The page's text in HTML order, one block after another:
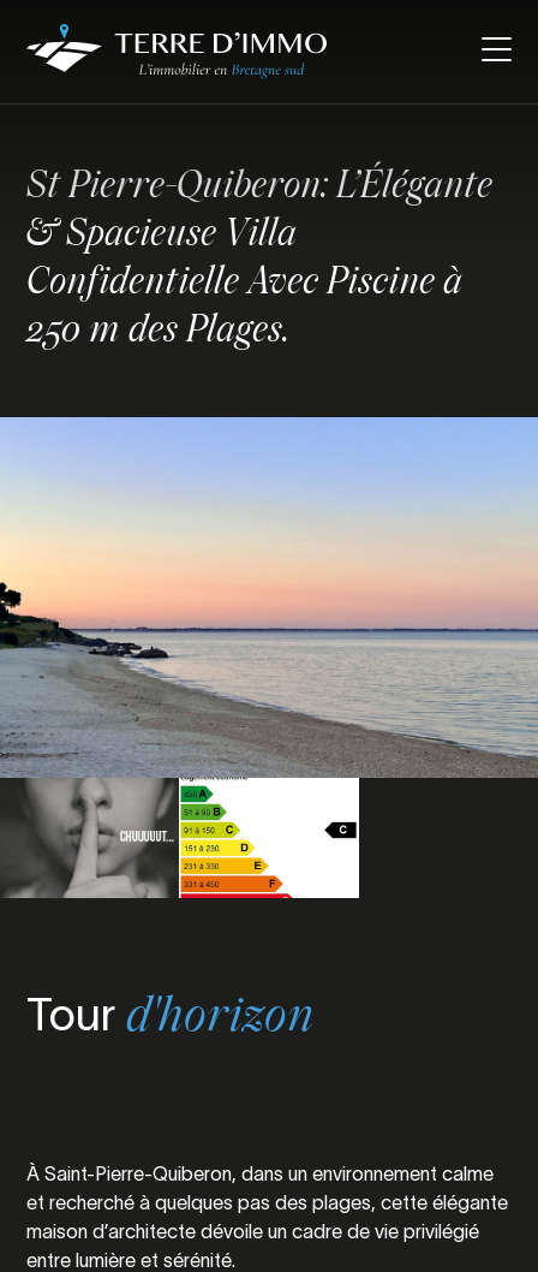
St Pierre-Quiberon: L’Élégante
& Spacieuse Villa
Confidentielle Avec Piscine à
250 m des Plages.
Tourd'horizon
À Saint-Pierre-Quiberon, dans un environnement calme
et recherché à quelques pas des plages, cette élégante
maison d’architecte dévoile un cadre de vie privilégié
entre lumière et sérénité.